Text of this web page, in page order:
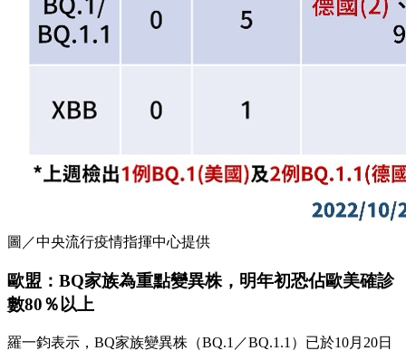
圖／中央流行疫情指揮中心提供
歐盟：BQ家族為重點變異株，明年初恐佔歐美確診
數80％以上
羅一鈞表示，BQ家族變異株（BQ.1／BQ.1.1）已於10月20日